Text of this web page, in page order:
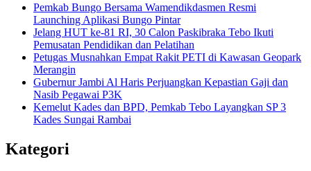
Pemkab Bungo Bersama Wamendikdasmen Resmi
Launching Aplikasi Bungo Pintar
Jelang HUT ke-81 RI, 30 Calon Paskibraka Tebo Ikuti
Pemusatan Pendidikan dan Pelatihan
Petugas Musnahkan Empat Rakit PETI di Kawasan Geopark
Merangin
Gubernur Jambi Al Haris Perjuangkan Kepastian Gaji dan
Nasib Pegawai P3K
Kemelut Kades dan BPD, Pemkab Tebo Layangkan SP 3
Kades Sungai Rambai
Kategori